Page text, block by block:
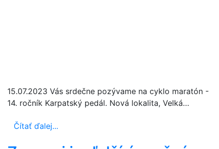
15.07.2023 Vás srdečne pozývame na cyklo maratón -
14. ročník Karpatský pedál. Nová lokalita, Velká…
Čítať ďalej...